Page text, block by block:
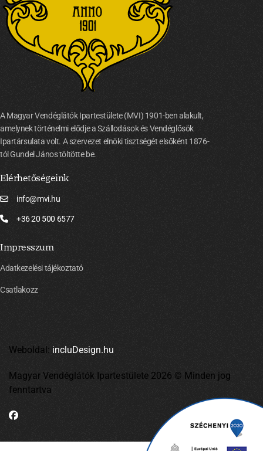
A Magyar Vendéglátók Ipartestülete (MVI) 1901-ben alakult,
amelynek történelmi elődje a Szállodások és Vendéglősök
Ipartársulata volt. A szervezet elnöki tisztségét elsőként 1876-
tól Gundel János töltötte be.
Elérhetőségeink
info@mvi.hu
+36 20 500 6577
Impresszum
Adatkezelési tájékoztató
Csatlakozz
Weboldal: incluDesign.hu
Magyar Vendéglátók Ipartestülete 2026 © Minden jog
fenntartva